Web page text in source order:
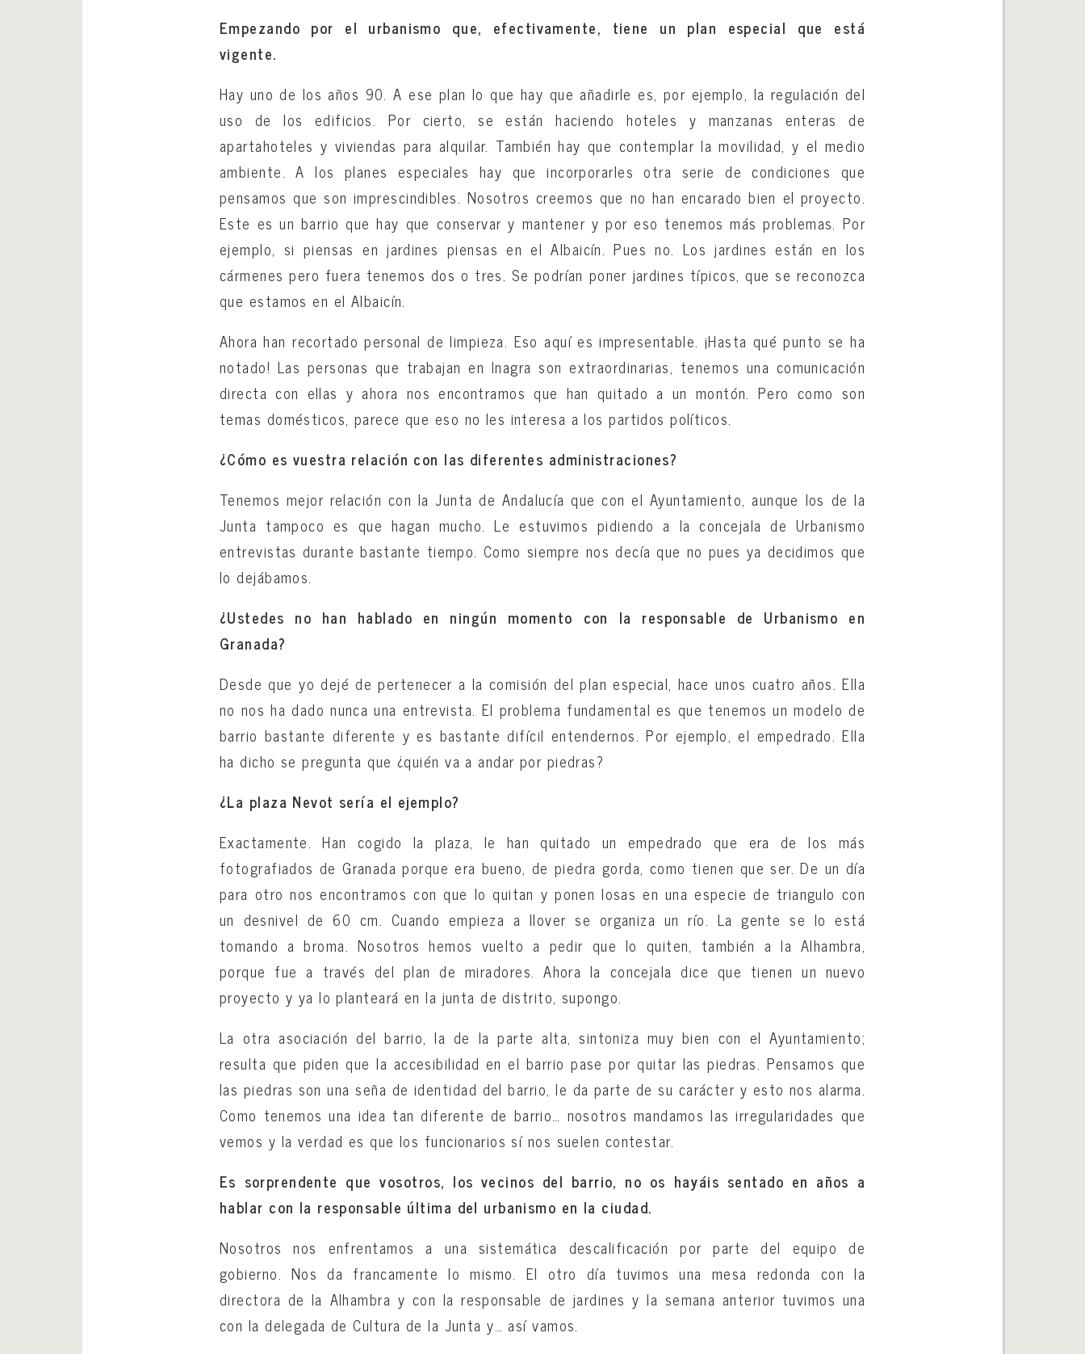
Empezando por el urbanismo que, efectivamente, tiene un plan especial que está
vigente.
Hay uno de los años 90. A ese plan lo que hay que añadirle es, por ejemplo, la regulación del
uso de los edificios. Por cierto, se están haciendo hoteles y manzanas enteras de
apartahoteles y viviendas para alquilar. También hay que contemplar la movilidad, y el medio
ambiente. A los planes especiales hay que incorporarles otra serie de condiciones que
pensamos que son imprescindibles. Nosotros creemos que no han encarado bien el proyecto.
Este es un barrio que hay que conservar y mantener y por eso tenemos más problemas. Por
ejemplo, si piensas en jardines piensas en el Albaicín. Pues no. Los jardines están en los
cármenes pero fuera tenemos dos o tres. Se podrían poner jardines típicos, que se reconozca
que estamos en el Albaicín.
Ahora han recortado personal de limpieza. Eso aquí es impresentable. ¡Hasta qué punto se ha
notado! Las personas que trabajan en Inagra son extraordinarias, tenemos una comunicación
directa con ellas y ahora nos encontramos que han quitado a un montón. Pero como son
temas domésticos, parece que eso no les interesa a los partidos políticos.
¿Cómo es vuestra relación con las diferentes administraciones?
Tenemos mejor relación con la Junta de Andalucía que con el Ayuntamiento, aunque los de la
Junta tampoco es que hagan mucho. Le estuvimos pidiendo a la concejala de Urbanismo
entrevistas durante bastante tiempo. Como siempre nos decía que no pues ya decidimos que
lo dejábamos.
¿Ustedes no han hablado en ningún momento con la responsable de Urbanismo en
Granada?
Desde que yo dejé de pertenecer a la comisión del plan especial, hace unos cuatro años. Ella
no nos ha dado nunca una entrevista. El problema fundamental es que tenemos un modelo de
barrio bastante diferente y es bastante difícil entendernos. Por ejemplo, el empedrado. Ella
ha dicho se pregunta que ¿quién va a andar por piedras?
¿La plaza Nevot sería el ejemplo?
Exactamente. Han cogido la plaza, le han quitado un empedrado que era de los más
fotografiados de Granada porque era bueno, de piedra gorda, como tienen que ser. De un día
para otro nos encontramos con que lo quitan y ponen losas en una especie de triangulo con
un desnivel de 60 cm. Cuando empieza a llover se organiza un río. La gente se lo está
tomando a broma. Nosotros hemos vuelto a pedir que lo quiten, también a la Alhambra,
porque fue a través del plan de miradores. Ahora la concejala dice que tienen un nuevo
proyecto y ya lo planteará en la junta de distrito, supongo.
La otra asociación del barrio, la de la parte alta, sintoniza muy bien con el Ayuntamiento;
resulta que piden que la accesibilidad en el barrio pase por quitar las piedras. Pensamos que
las piedras son una seña de identidad del barrio, le da parte de su carácter y esto nos alarma.
Como tenemos una idea tan diferente de barrio… nosotros mandamos las irregularidades que
vemos y la verdad es que los funcionarios sí nos suelen contestar.
Es sorprendente que vosotros, los vecinos del barrio, no os hayáis sentado en años a
hablar con la responsable última del urbanismo en la ciudad.
Nosotros nos enfrentamos a una sistemática descalificación por parte del equipo de
gobierno. Nos da francamente lo mismo. El otro día tuvimos una mesa redonda con la
directora de la Alhambra y con la responsable de jardines y la semana anterior tuvimos una
con la delegada de Cultura de la Junta y… así vamos.